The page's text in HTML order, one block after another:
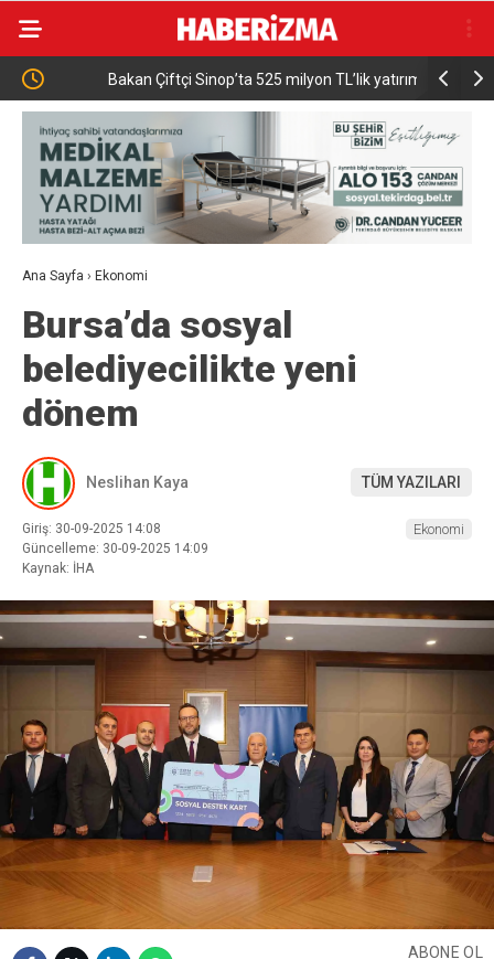
Bakan Çiftçi Sinop’ta 525 milyon TL’lik yatırımları
açtı: “Devlet vatandaşına daha hızlı ulaşacak”
Ana Sayfa › Ekonomi
Bursa’da sosyal
belediyecilikte yeni
dönem
Neslihan Kaya TÜM YAZILARI
Giriş: 30-09-2025 14:08
Güncelleme: 30-09-2025 14:09
Kaynak: İHA
Ekonomi
ABONE OL